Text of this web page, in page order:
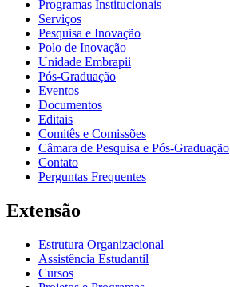
Programas Institucionais
Serviços
Pesquisa e Inovação
Polo de Inovação
Unidade Embrapii
Pós-Graduação
Eventos
Documentos
Editais
Comitês e Comissões
Câmara de Pesquisa e Pós-Graduação
Contato
Perguntas Frequentes
Extensão
Estrutura Organizacional
Assistência Estudantil
Cursos